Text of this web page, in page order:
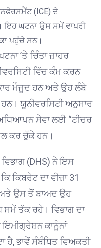
(ICE) ਦੇ
ਇਹ ਘਟਨਾ ਉਸ ਸਮੇਂ ਵਾਪਰੀ
ਪਹੁੰਚੇ ਸਨ।
’ਤੇ ਚਿੰਤਾ ਜ਼ਾਹਰ
ਵਿੱਚ ਕੰਮ ਕਰਨ
ਮੌਜੂਦ ਹਨ ਅਤੇ ਉਹ ਲੰਬੇ
ਯੂਨੀਵਰਸਿਟੀ ਅਨੁਸਾਰ
ਸੇਵਾ ਲਈ “ਟੀਚਰ
ਕਰ ਚੁੱਕੇ ਹਨ।
(DHS) ਨੇ ਇਸ
ਕਿਬਰੇਟ ਦਾ ਵੀਜ਼ਾ 31
ਉਸ ਤੋਂ ਬਾਅਦ ਉਹ
ਸਮੇਂ ਤੱਕ ਰਹੇ। ਵਿਭਾਗ ਦਾ
ਇਮੀਗ੍ਰੇਸ਼ਨ ਕਾਨੂੰਨਾਂ
ਹੈ, ਭਾਵੇਂ ਸੰਬੰਧਿਤ ਵਿਅਕਤੀ